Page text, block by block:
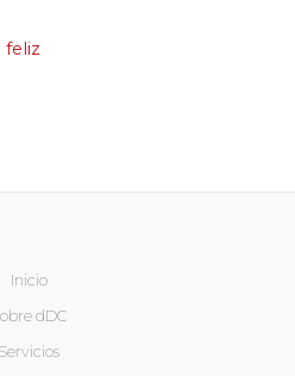
feliz
Inicio
dDC
Servicios